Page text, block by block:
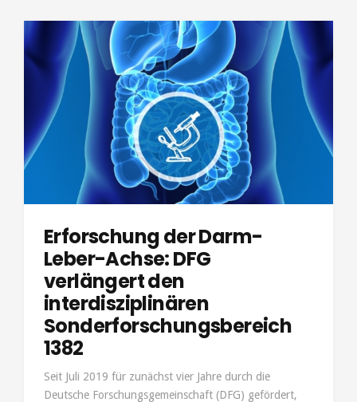
Erforschung der Darm-
Leber-Achse: DFG
verlängert den
interdisziplinären
Sonderforschungsbereich
1382
Seit Juli 2019 für zunächst vier Jahre durch die
Deutsche Forschungsgemeinschaft (DFG) gefördert,